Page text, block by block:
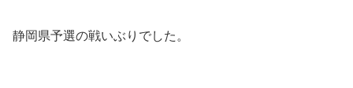
静岡県予選の戦いぶりでした。